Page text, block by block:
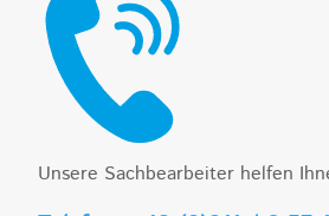
Unsere Sachbearbeiter helfen